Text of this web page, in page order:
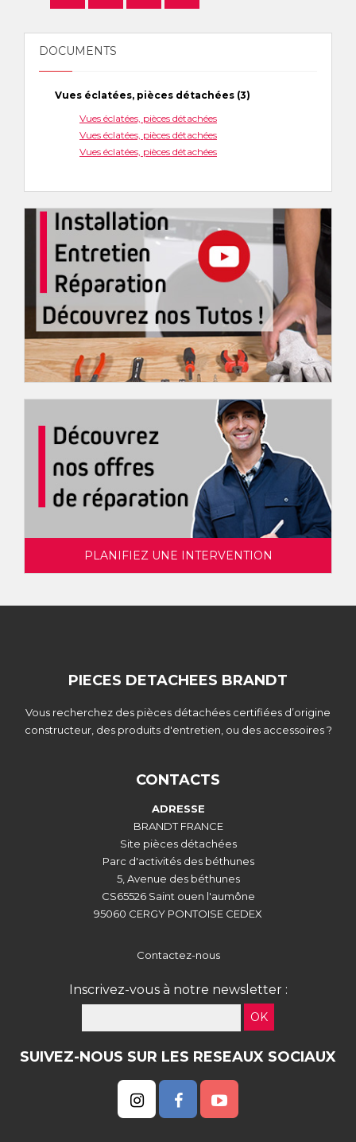
DOCUMENTS
Vues éclatées, pièces détachées (3)
Vues éclatées, pièces détachées
Vues éclatées, pièces détachées
Vues éclatées, pièces détachées
PLANIFIEZ UNE INTERVENTION
PIECES DETACHEES BRANDT
Vous recherchez des pièces détachées certifiées d’origine
constructeur, des produits d'entretien, ou des accessoires ?
CONTACTS
ADRESSE
BRANDT FRANCE
Site pièces détachées
Parc d'activités des béthunes
5, Avenue des béthunes
CS65526 Saint ouen l'aumône
95060 CERGY PONTOISE CEDEX
Contactez-nous
Inscrivez-vous à notre newsletter :
OK
SUIVEZ-NOUS SUR LES RESEAUX SOCIAUX